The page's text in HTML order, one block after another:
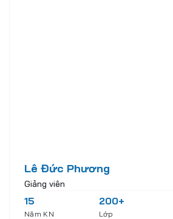
Lê Đức Phương
Giảng viên
15
Năm KN
200+
Lớp